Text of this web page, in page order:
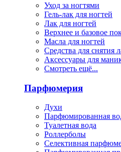
Уход за ногтями
Гель-лак для ногтей
Лак для ногтей
Верхнее и базовое
Масла для ногтей
Средства для снятия
Аксессуары для
Смотреть ещё...
Парфюмерия
Духи
Парфюмированная
Туалетная вода
Роллерболы
Селективная